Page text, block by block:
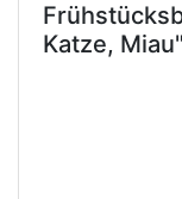
Katze, Miau"